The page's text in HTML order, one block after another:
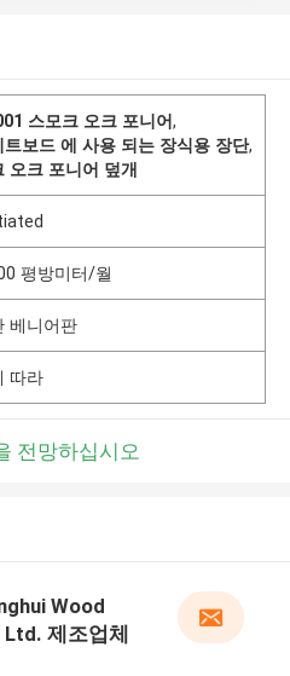
스모크 오크 포니어,
트보드 에 사용 되는 장식용 장단,
오크 포니어 덮개
평방미터/월
베니어판
따라
전망하십시오
Wood
제조업체